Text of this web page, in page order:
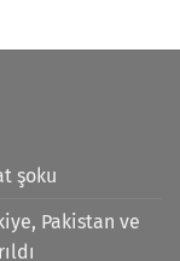
şoku
Pakistan ve